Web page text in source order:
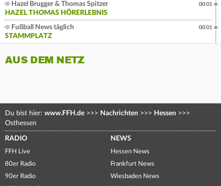
Hazel Brugger & Thomas Spitzer
HAZEL THOMAS HÖRERLEBNIS
00:01
Fußball News täglich
STAMMPLATZ
00:01
AUS DEM NETZ
Du bist hier: www.FFH.de >>> Nachrichten >>> Hessen >>>
Osthessen
RADIO
FFH Live
80er Radio
90er Radio
NEWS
Hessen News
Frankfurt News
Wiesbaden News